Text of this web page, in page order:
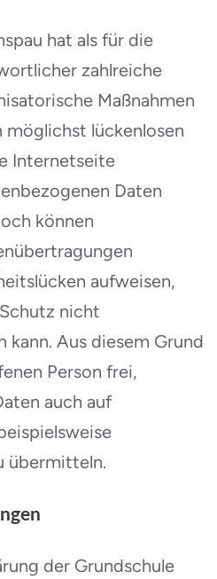
hat als für die
zahlreiche
Maßnahmen
lückenlosen
Internetseite
Daten
können
aufweisen,
nicht
Aus diesem Grund
Person frei,
auch auf
übermitteln.
der Grundschule